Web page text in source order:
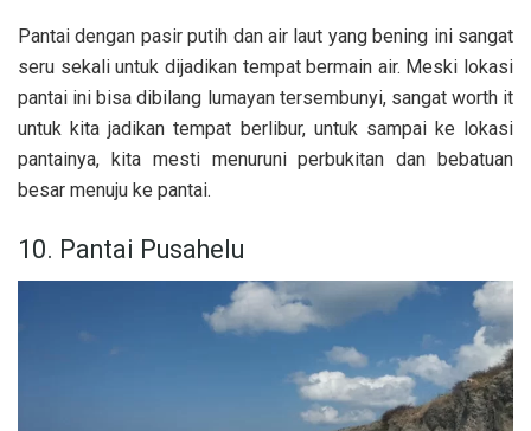
Pantai dengan pasir putih dan air laut yang bening ini sangat
seru sekali untuk dijadikan tempat bermain air. Meski lokasi
pantai ini bisa dibilang lumayan tersembunyi, sangat worth it
untuk kita jadikan tempat berlibur, untuk sampai ke lokasi
pantainya, kita mesti menuruni perbukitan dan bebatuan
besar menuju ke pantai.
10. Pantai Pusahelu